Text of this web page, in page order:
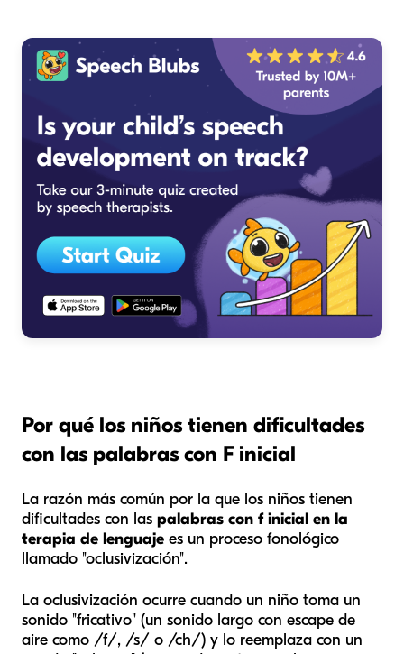
Por qué los niños tienen dificultades
con las palabras con F inicial
La razón más común por la que los niños tienen
dificultades con las palabras con f inicial en la
terapia de lenguaje es un proceso fonológico
llamado "oclusivización".
La oclusivización ocurre cuando un niño toma un
sonido "fricativo" (un sonido largo con escape de
aire como /f/, /s/ o /ch/) y lo reemplaza con un